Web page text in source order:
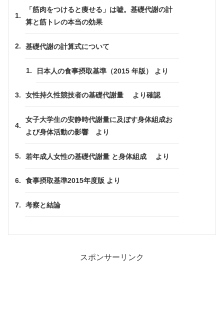
「筋肉をつけると痩せる」は嘘。基礎代謝の計
算と筋トレの本当の効果
基礎代謝の計算式について
日本人の食事摂取基準（2015 年版） より
女性持久性競技者の基礎代謝量 より確認
女子大学生の安静時代謝量に及ぼす身体組成お
よび身体活動の影響 より
若年成人女性の基礎代謝量 と身体組成 より
食事摂取基準2015年度版 より
考察と結論
スポンサーリンク